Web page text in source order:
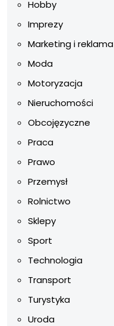
Hobby
Imprezy
Marketing i reklama
Moda
Motoryzacja
Nieruchomości
Obcojęzyczne
Praca
Prawo
Przemysł
Rolnictwo
Sklepy
Sport
Technologia
Transport
Turystyka
Uroda